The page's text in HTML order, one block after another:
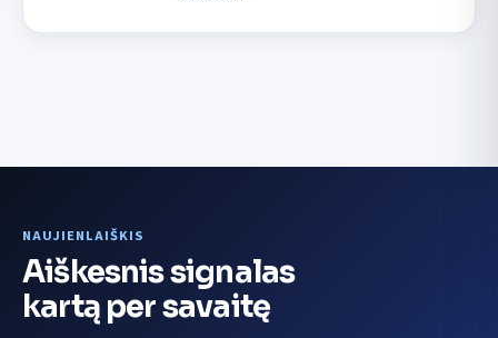
NAUJIENLAIŠKIS
Aiškesnis signalas
kartą per savaitę